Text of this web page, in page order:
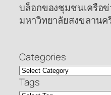
บล็อกของชุมชนเครือ
มหาวิทยาลัยสงขลาน
Categories
Tags